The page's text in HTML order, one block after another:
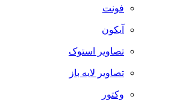
فونت
آیکون
تصاویر استوک
تصاویر لایه باز
وکتور